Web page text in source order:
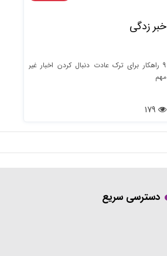
خبر زدگی
9 راهکار برای ترک عادت دنبال کردن اخبار غیر
مهم
دسترسی سریع